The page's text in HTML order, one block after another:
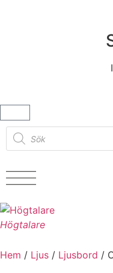
Högtalare
Hem / Ljus / Ljusbord /